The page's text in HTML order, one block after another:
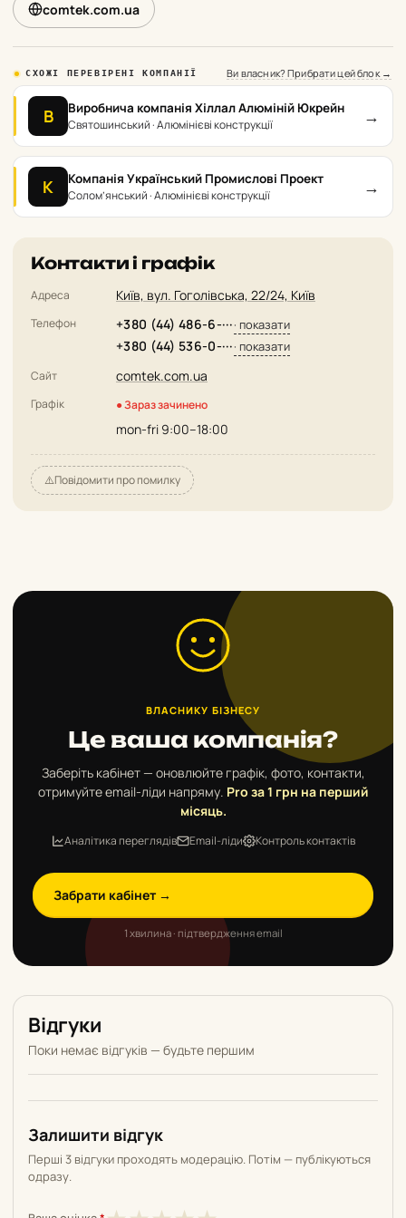
comtek.com.ua
СХОЖІ ПЕРЕВІРЕНІ КОМПАНІЇ Ви власник? Прибрати цей блок →
В Виробнича компанія Хіллал Алюміній Юкрейн
Святошинський · Алюмінієві конструкції →
К Компанія Український Промислові Проект
Солом’янський · Алюмінієві конструкції →
Контакти і графік
Адреса Київ, вул. Гоголівська, 22/24, Київ
Телефон +380 (44) 486-6-···· показати
+380 (44) 536-0-···· показати
Сайт comtek.com.ua
Графік ● Зараз зачинено
mon-fri 9:00–18:00
⚠️Повідомити про помилку
ВЛАСНИКУ БІЗНЕСУ
Це ваша компанія?
Заберіть кабінет — оновлюйте графік, фото, контакти,
отримуйте email-ліди напряму. Pro за 1 грн на перший
місяць.
Аналітика переглядів Email-ліди Контроль контактів
Забрати кабінет →
1 хвилина · підтвердження email
Відгуки
Поки немає відгуків — будьте першим
Залишити відгук
Перші 3 відгуки проходять модерацію. Потім — публікуються
одразу.